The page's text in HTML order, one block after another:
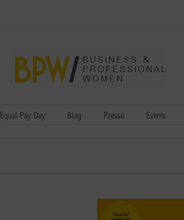
Equal Pay Day Blog Presse Events